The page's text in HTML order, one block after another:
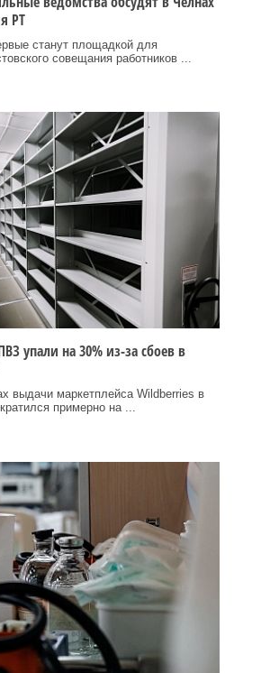
РТ
станут площадкой для
совещания работников ...
упали на 30% из-за сбоев в
выдачи маркетплейса Wildberries в
примерно на ...